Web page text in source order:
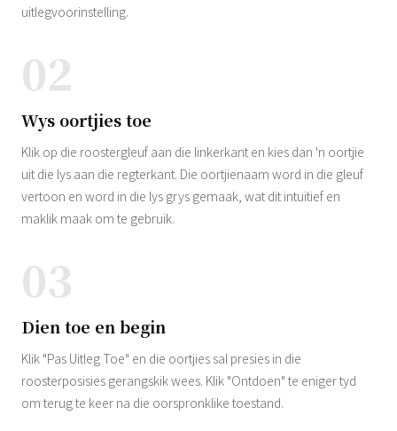
uitlegvoorinstelling.
02
Wys oortjies toe
Klik op die roostergleuf aan die linkerkant en kies dan 'n oortjie
uit die lys aan die regterkant. Die oortjienaam word in die gleuf
vertoon en word in die lys grys gemaak, wat dit intuïtief en
maklik maak om te gebruik.
03
Dien toe en begin
Klik "Pas Uitleg Toe" en die oortjies sal presies in die
roosterposisies gerangskik wees. Klik "Ontdoen" te eniger tyd
om terug te keer na die oorspronklike toestand.